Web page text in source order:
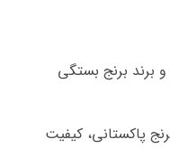
برند برنج بستگی
پاکستانی، کیفیت